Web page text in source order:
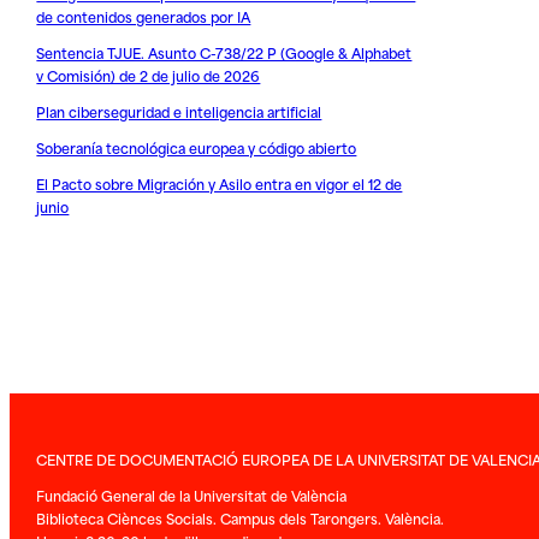
de contenidos generados por IA
Sentencia TJUE. Asunto C-738/22 P (Google & Alphabet
v Comisión) de 2 de julio de 2026
Plan ciberseguridad e inteligencia artificial
Soberanía tecnológica europea y código abierto
El Pacto sobre Migración y Asilo entra en vigor el 12 de
junio
CENTRE DE DOCUMENTACIÓ EUROPEA DE LA UNIVERSITAT DE
Fundació General de la Universitat de València
Biblioteca Ciènces Socials. Campus dels Tarongers. València.